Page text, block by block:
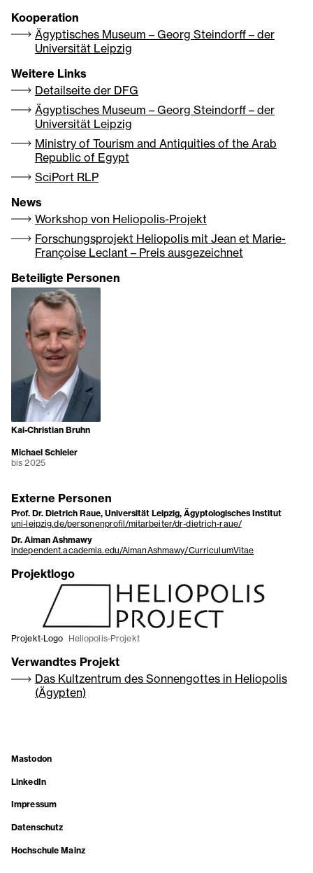
Kooperation
Ägyptisches Museum – Georg Steindorff – der
Universität Leipzig
Weitere Links
Detailseite der DFG
Ägyptisches Museum – Georg Steindorff – der
Universität Leipzig
Ministry of Tourism and Antiquities of the Arab
Republic of Egypt
SciPort RLP
News
Workshop von Heliopolis-Projekt
Forschungsprojekt Heliopolis mit Jean et Marie-
Françoise Leclant – Preis ausgezeichnet
Beteiligte Personen
Kai-Christian Bruhn
Michael Schleier
bis 2025
Externe Personen
Prof. Dr. Dietrich Raue, Universität Leipzig, Ägyptologisches Institut
uni-leipzig.de/personenprofil/mitarbeiter/dr-dietrich-raue/
Dr. Aiman Ashmawy
independent.academia.edu/AimanAshmawy/CurriculumVitae
Projektlogo
Projekt-Logo Heliopolis-Projekt
Verwandtes Projekt
Das Kultzentrum des Sonnengottes in Heliopolis
(Ägypten)
Mastodon
LinkedIn
Impressum
Datenschutz
Hochschule Mainz